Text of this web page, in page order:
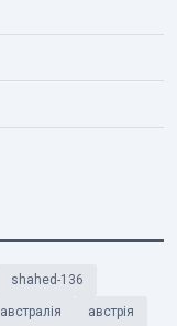
shahed-136
австралія австрія